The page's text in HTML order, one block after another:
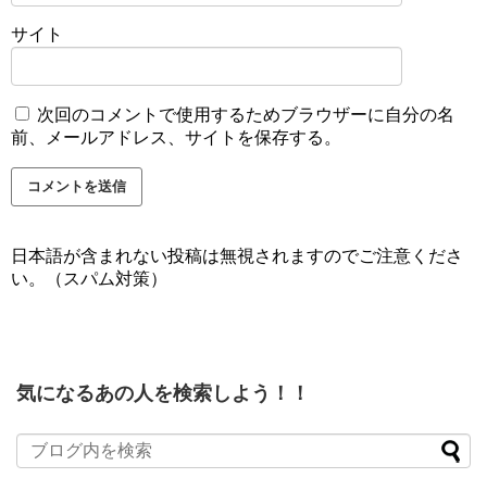
サイト
次回のコメントで使用するためブラウザーに自分の名
前、メールアドレス、サイトを保存する。
日本語が含まれない投稿は無視されますのでご注意くださ
い。（スパム対策）
気になるあの人を検索しよう！！